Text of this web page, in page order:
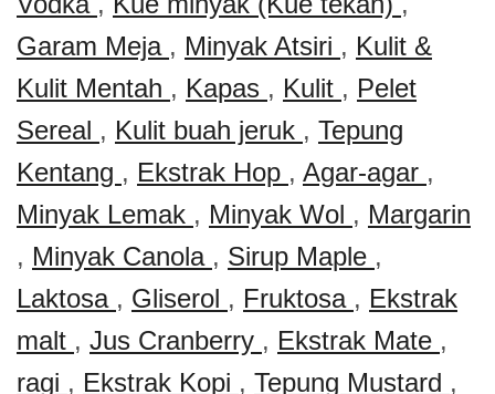
Garam Meja , Minyak Atsiri , Kulit &
Kulit Mentah , Kapas , Kulit , Pelet
Sereal , Kulit buah jeruk , Tepung
Kentang , Ekstrak Hop , Agar-agar ,
Minyak Lemak , Minyak Wol , Margarin
, Minyak Canola , Sirup Maple ,
Laktosa , Gliserol , Fruktosa , Ekstrak
malt , Jus Cranberry , Ekstrak Mate ,
ragi , Ekstrak Kopi , Tepung Mustard ,